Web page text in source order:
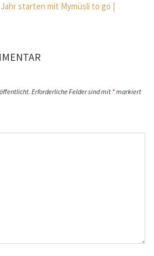
starten mit Mymüsli to go |
Erforderliche Felder sind mit *markiert